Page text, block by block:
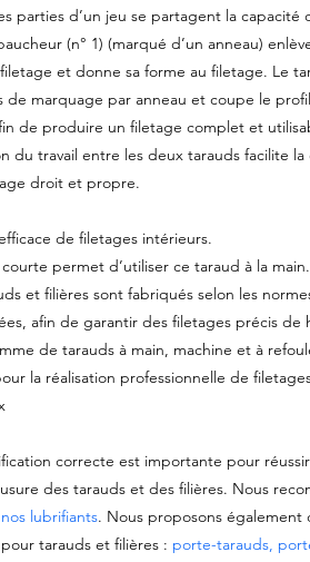
parties d’un jeu se partagent la capacité
(n° 1) (marqué d’un anneau)
et donne sa forme au filetage. Le
de marquage par anneau et coupe le
de produire un filetage complet et
du travail entre les deux tarauds facilite la
droit et propre.
de filetages intérieurs.
permet d’utiliser ce taraud à la main.
et filières sont fabriqués selon les
afin de garantir des filetages précis de
de tarauds à main, machine et à
la réalisation professionnelle de
correcte est importante pour
des tarauds et des filières. Nous
nos lubrifiants. Nous proposons également
tarauds et filières : porte-tarauds,